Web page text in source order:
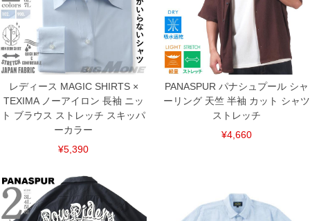
レディース MAGIC SHIRTS ×
TEXIMA ノーアイロン 長袖 ニッ
ト ブラウス ストレッチ スキッパ
ーカラー
¥5,390
PANASPUR パナシュプール シャ
ーリング 天竺 半袖 カット シャツ
ストレッチ
¥4,660